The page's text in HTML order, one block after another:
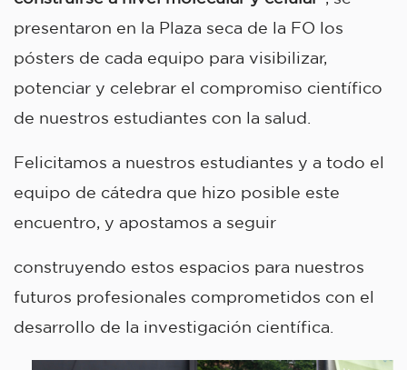
presentaron en la Plaza seca de la FO los
pósters de cada equipo para visibilizar,
potenciar y celebrar el compromiso científico
de nuestros estudiantes con la salud.
Felicitamos a nuestros estudiantes y a todo el
equipo de cátedra que hizo posible este
encuentro, y apostamos a seguir
construyendo estos espacios para nuestros
futuros profesionales comprometidos con el
desarrollo de la investigación científica.